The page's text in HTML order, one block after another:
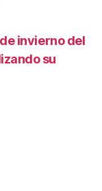
invierno del
su